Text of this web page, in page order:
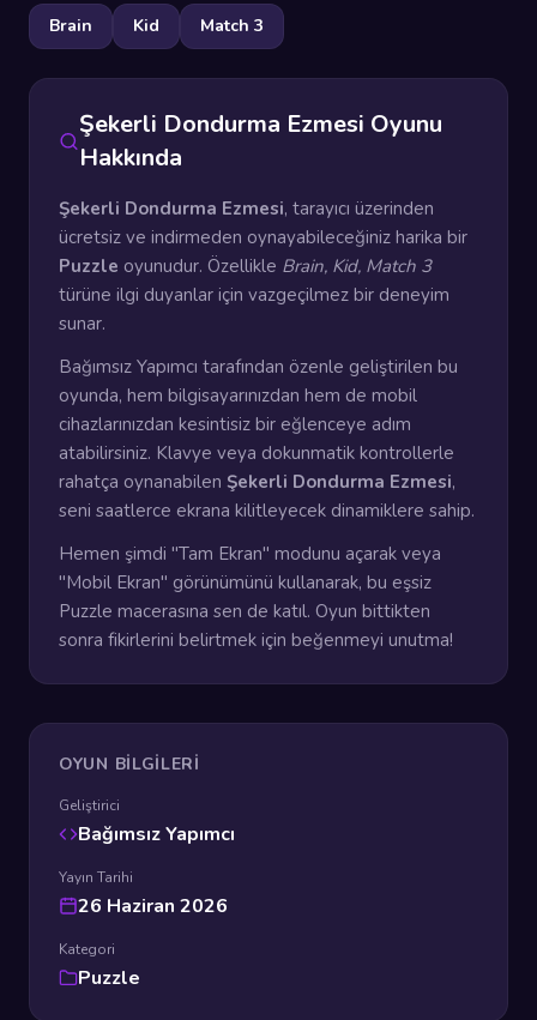
Brain Kid Match 3
Şekerli Dondurma Ezmesi Oyunu
Hakkında
Şekerli Dondurma Ezmesi, tarayıcı üzerinden
ücretsiz ve indirmeden oynayabileceğiniz harika bir
Puzzle oyunudur. Özellikle Brain, Kid, Match 3
türüne ilgi duyanlar için vazgeçilmez bir deneyim
sunar.
Bağımsız Yapımcı tarafından özenle geliştirilen bu
oyunda, hem bilgisayarınızdan hem de mobil
cihazlarınızdan kesintisiz bir eğlenceye adım
atabilirsiniz. Klavye veya dokunmatik kontrollerle
rahatça oynanabilen Şekerli Dondurma Ezmesi,
seni saatlerce ekrana kilitleyecek dinamiklere sahip.
Hemen şimdi "Tam Ekran" modunu açarak veya
"Mobil Ekran" görünümünü kullanarak, bu eşsiz
Puzzle macerasına sen de katıl. Oyun bittikten
sonra fikirlerini belirtmek için beğenmeyi unutma!
OYUN BILGILERI
Geliştirici
Bağımsız Yapımcı
Yayın Tarihi
26 Haziran 2026
Kategori
Puzzle